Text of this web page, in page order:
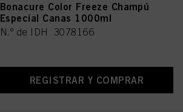
Bonacure Color Freeze Champú
Especial Canas 1000ml
N.º de IDH 3078166
REGISTRAR Y COMPRAR